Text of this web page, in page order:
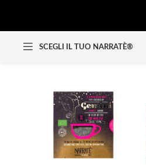
SCEGLI IL TUO NARRATÈ®